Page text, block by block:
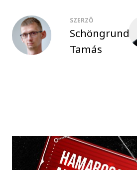
SZERZŐ
Tamás